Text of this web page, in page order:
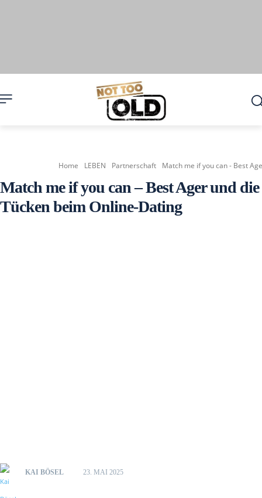
Home LEBEN Partnerschaft Match me if you can - Best
Match me if you can – Best Ager und die
Tücken beim Online-Dating
KAI BÖSEL 23. MAI 2025